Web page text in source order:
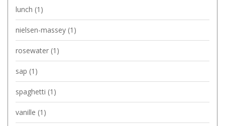
lunch (1)
nielsen-massey (1)
rosewater (1)
sap (1)
spaghetti (1)
vanille (1)